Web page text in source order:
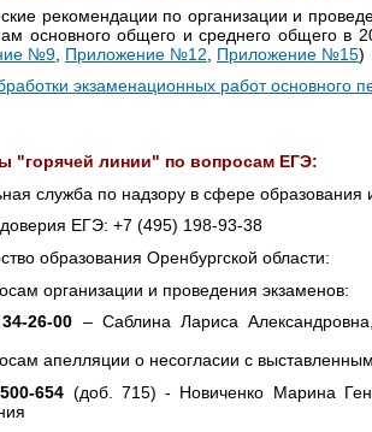
рекомендации по организации и
основного общего и среднего общего в
№9 Приложение №12 Приложение №15)
экзаменационных работ основного
"горячей линии" по вопросам ЕГЭ:
служба по надзору в сфере образования
ЕГЭ: +7 (495) 198-93-38
образования Оренбургской области:
организации и проведения экзаменов:
26-00 – Саблина Лариса
апелляции о несогласии с
654 (доб. 715) - Новиченко Марина